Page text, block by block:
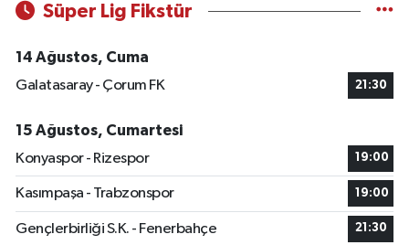
Süper Lig Fikstür
14 Ağustos, Cuma
Galatasaray - Çorum FK
21:30
15 Ağustos, Cumartesi
Konyaspor - Rizespor
19:00
Kasımpaşa - Trabzonspor 19:00
Gençlerbirliği S.K. - Fenerbahçe 21:30